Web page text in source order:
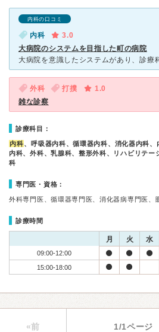
内科の口コミ
内科
3.0
大病院のシステムを目指した町の病院
外科 打撲
1.0
雑な診察
診療科目：
内科、呼吸器内科、循環器内科、消化器内科
内科、外科、乳腺科、整形外科、リハビリテー
科
専門医・資格：
外科専門医、循環器専門医、消化器病専門医、
診療時間
月 火 水
09:00-12:00
15:00-18:00
«前 1/1ページ